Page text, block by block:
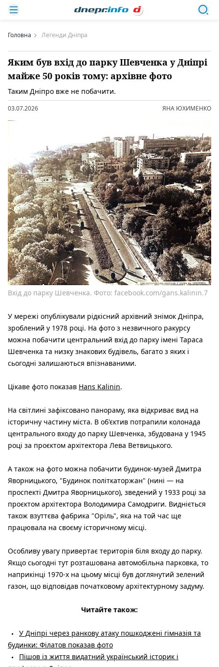
Головна Легенди Дніпра
Яким був вхід до парку Шевченка у Дніпрі
майже 50 років тому: архівне фото
Таким Дніпро вже не побачити.
03.07.2026 ЯНА ЮХИМЕНКО
Вхід до парку Шевченка. Фото: facebook.com/gans.kalinin.7
У мережі опублікували рідкісний архівний знімок Дніпра,
зроблений у 1978 році. На фото з незвичного ракурсу
можна побачити центральний вхід до парку імені Тараса
Шевченка та низку знакових будівель, багато з яких і
сьогодні залишаються впізнаваними.
Цікаве фото показав Hans Kalinin.
На світлині зафіксовано панораму, яка відкриває вид на
історичну частину міста. В об'єктив потрапили колонада
центрального входу до парку Шевченка, збудована у 1945
році за проєктом архітектора Лева Ветвицького.
А також на фото можна побачити будинок-музей Дмитра
Яворницького, "Будинок політкаторжан" (нині — на
проспекті Дмитра Яворницького), зведений у 1933 році за
проєктом архітектора Володимира Самодриги. Видніється
також взуттєва фабрика "Оріль", яка на той час ще
працювала на своєму історичному місці.
Особливу увагу привертає територія біля входу до парку.
Якщо сьогодні тут розташована автомобільна парковка, то
наприкінці 1970-х на цьому місці був доглянутий зелений
газон, що відповідав початковому архітектурному задуму.
Читайте також:
У Дніпрі через ранкову атаку пошкоджені гімназія та
будинки: Філатов показав фото
Пішов із життя видатний український історик і